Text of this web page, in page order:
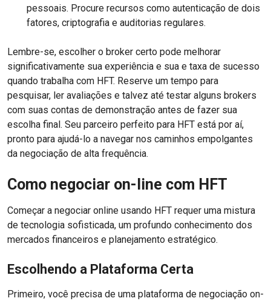
pessoais. Procure recursos como autenticação de dois
fatores, criptografia e auditorias regulares.
Lembre-se, escolher o broker certo pode melhorar
significativamente sua experiência e sua e taxa de sucesso
quando trabalha com HFT. Reserve um tempo para
pesquisar, ler avaliações e talvez até testar alguns brokers
com suas contas de demonstração antes de fazer sua
escolha final. Seu parceiro perfeito para HFT está por aí,
pronto para ajudá-lo a navegar nos caminhos empolgantes
da negociação de alta frequência.
Como negociar on-line com HFT
Começar a negociar online usando HFT requer uma mistura
de tecnologia sofisticada, um profundo conhecimento dos
mercados financeiros e planejamento estratégico.
Escolhendo a Plataforma Certa
Primeiro, você precisa de uma plataforma de negociação on-